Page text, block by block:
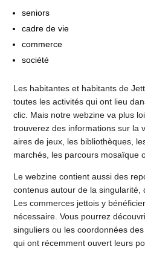
seniors
cadre de vie
commerce
société
Les habitantes et habitants de
toutes les activités qui ont lieu
clic. Mais notre webzine va plus
trouverez des informations sur la
aires de jeux, les bibliothèques,
marchés, les parcours mosaïque
Le webzine contient aussi des
contenus autour de la singularité,
Les commerces jettois y
nécessaire. Vous pourrez
singuliers ou les coordonnées
qui ont récemment ouvert leurs